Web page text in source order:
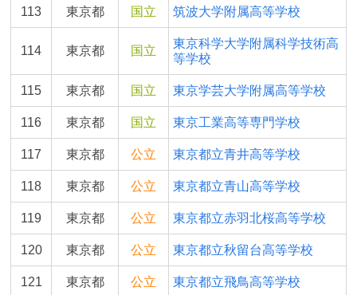
113 東京都 国立 筑波大学附属高等学校
114 東京都 国立
東京科学大学附属科学技術高
等学校
115 東京都 国立 東京学芸大学附属高等学校
116 東京都 国立 東京工業高等専門学校
117 東京都 公立 東京都立青井高等学校
118 東京都 公立 東京都立青山高等学校
119 東京都 公立 東京都立赤羽北桜高等学校
120 東京都 公立 東京都立秋留台高等学校
121 東京都 公立 東京都立飛鳥高等学校